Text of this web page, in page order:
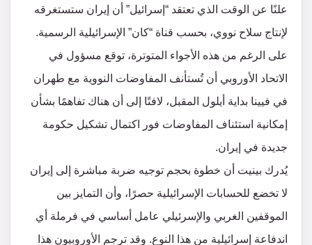
علنًا عن الوقت الذي تعتقد “إسرائيل” أن إيران ستستغرقه
لإنتاج سلاح نووي، بحسب قناة “كان” الإسرائيلية الرسمية.
على الرغم من هذه الأجواء المتوترة، توقع مسؤول في
الاتحاد الأوروبي أن تُستأنف المفاوضات النووية مع طهران
في فيينا بداية أيلول المقبل، لافتًا إلى أن هناك تفاهمًا بشأن
إمكانية استئناف المفاوضات فور اكتمال تشكيل حكومة
جديدة في إيران.
يُدرك بينيت أن خطوة بحجم توجيه ضربة مباشرة إلى إيران
لا تخضع للحسابات الإسرائيلية حصرًا، وأن التمايز بين
الموقفين الغربي والإسرئيلي عامل أساسي في فرملة أي
اندفاعة إسرائيلية من هذا النوع. وقد ترجم الأوروبيون هذا